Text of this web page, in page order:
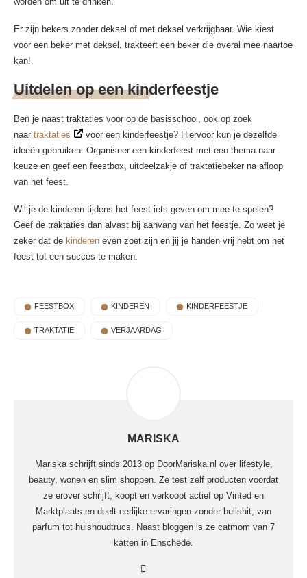
Er zijn bekers zonder deksel of met deksel verkrijgbaar. Wie kiest
voor een beker met deksel, trakteert een beker die overal mee naartoe
kan!
Uitdelen op een kinderfeestje
Ben je naast traktaties voor op de basisschool, ook op zoek
naar traktaties
voor een kinderfeestje? Hiervoor kun je dezelfde
ideeën gebruiken. Organiseer een kinderfeest met een thema naar
keuze en geef een feestbox, uitdeelzakje of traktatiebeker na afloop
van het feest.
Wil je de kinderen tijdens het feest iets geven om mee te spelen?
Geef de traktaties dan alvast bij aanvang van het feestje. Zo weet je
zeker dat de kinderen even zoet zijn en jij je handen vrij hebt om het
feest tot een succes te maken.
FEESTBOX KINDEREN KINDERFEESTJE
TRAKTATIE VERJAARDAG
MARISKA
Mariska schrijft sinds 2013 op DoorMariska.nl over lifestyle,
beauty, wonen en slim shoppen. Ze test zelf producten voordat
ze erover schrijft, koopt en verkoopt actief op Vinted en
Marktplaats en deelt eerlijke ervaringen zonder bullshit, van
parfum tot huishoudtrucs. Naast bloggen is ze catmom van 7
katten in Enschede.